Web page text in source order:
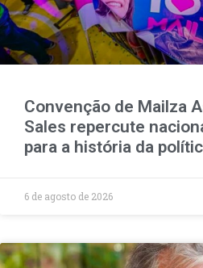
Convenção de Mailza
Sales repercute
para a história da
6 de agosto de 2026